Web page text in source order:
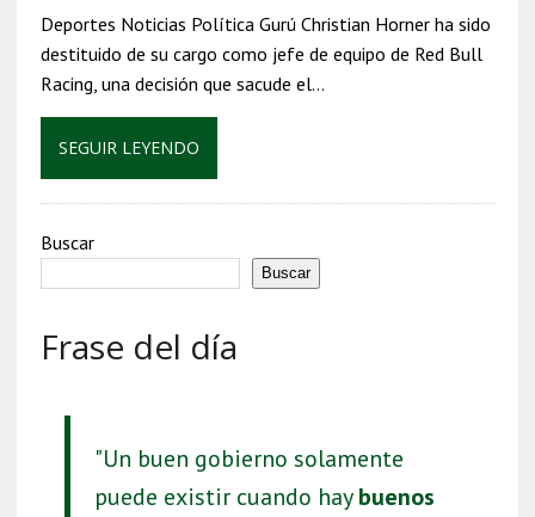
Deportes Noticias Política Gurú Christian Horner ha sido
destituido de su cargo como jefe de equipo de Red Bull
Racing, una decisión que sacude el…
SEGUIR LEYENDO
Buscar
Buscar
Frase del día
"Un buen gobierno solamente
puede existir cuando haybuenos